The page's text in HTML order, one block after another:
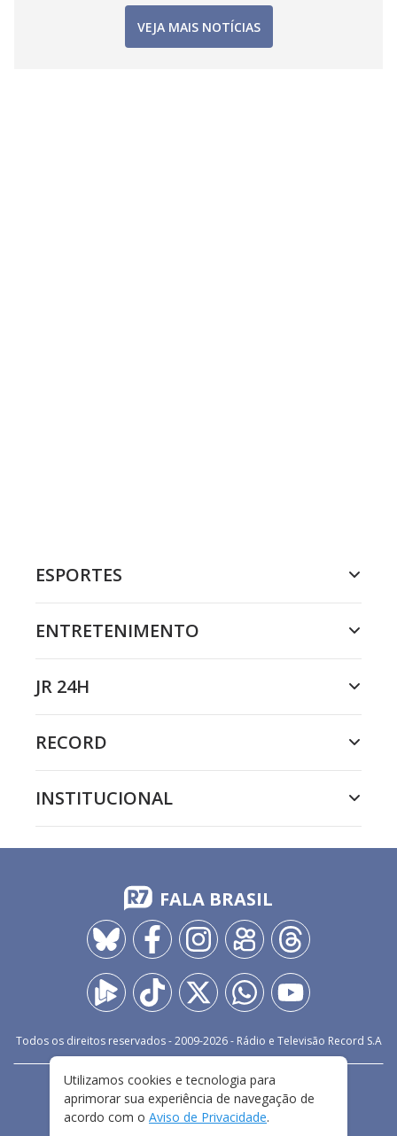
VEJA MAIS NOTÍCIAS
ESPORTES
ENTRETENIMENTO
JR 24H
RECORD
INSTITUCIONAL
FALA BRASIL
Todos os direitos reservados - 2009-2026- Rádio e Televisão Record S.A
FALE CONOSCO
PRIVACIDADE
TERMOS E CONDIÇÕES DE USO
Utilizamos cookies e tecnologia para
aprimorar sua experiência de navegação de
acordo com o Aviso de Privacidade.